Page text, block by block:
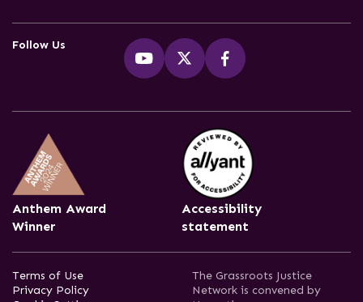
Follow Us
Anthem Award
Winner
Accessibility
statement
Terms of Use
Privacy Policy
The Grassroots Justice
Network is convened by